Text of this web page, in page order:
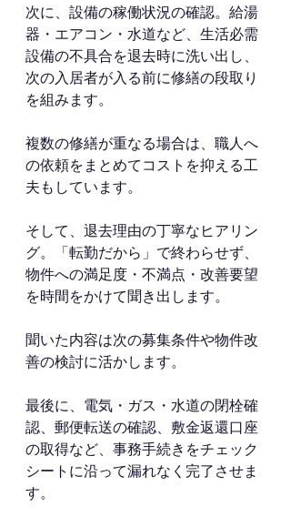
次に、設備の稼働状況の確認。給湯
器・エアコン・水道など、生活必需
設備の不具合を退去時に洗い出し、
次の入居者が入る前に修繕の段取り
を組みます。
複数の修繕が重なる場合は、職人へ
の依頼をまとめてコストを抑える工
夫もしています。
そして、退去理由の丁寧なヒアリン
グ。「転勤だから」で終わらせず、
物件への満足度・不満点・改善要望
を時間をかけて聞き出します。
聞いた内容は次の募集条件や物件改
善の検討に活かします。
最後に、電気・ガス・水道の閉栓確
認、郵便転送の確認、敷金返還口座
の取得など、事務手続きをチェック
シートに沿って漏れなく完了させま
す。